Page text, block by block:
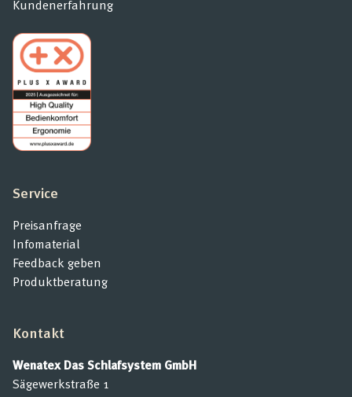
Kundenerfahrung
Service
Preisanfrage
Infomaterial
Feedback geben
Produktberatung
Kontakt
Wenatex Das Schlafsystem GmbH
Sägewerkstraße 1